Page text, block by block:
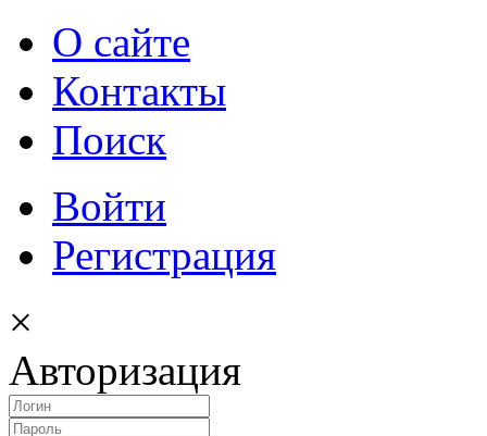
О сайте
Контакты
Поиск
Войти
Регистрация
×
Авторизация